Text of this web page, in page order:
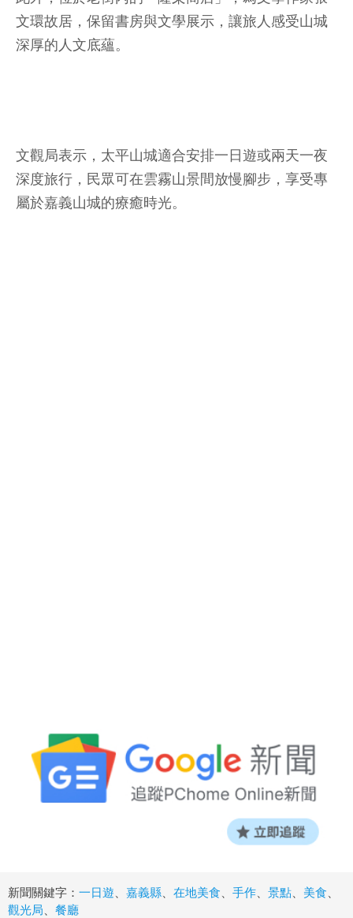
文環故居，保留書房與文學展示，讓旅人感受山城
深厚的人文底蘊。
文觀局表示，太平山城適合安排一日遊或兩天一夜
深度旅行，民眾可在雲霧山景間放慢腳步，享受專
屬於嘉義山城的療癒時光。
新聞關鍵字： 一日遊 嘉義縣 在地美食 手作 景點 美食
觀光局
餐廳